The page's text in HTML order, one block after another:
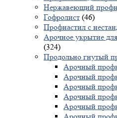
Нержавеющий
Гофролист (46)
Профнастил с
Арочное укрытие
(324)
Продольно гнутый
Арочный
Арочный
Арочный
Арочный
Арочный